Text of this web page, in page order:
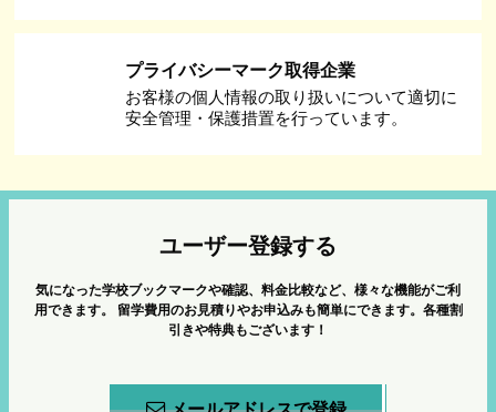
プライバシーマーク取得企業
お客様の個人情報の取り扱いについて適切に
安全管理・保護措置を行っています。
ユーザー登録する
気になった学校ブックマークや確認、料金比較など、様々な機能がご利
用できます。
留学費用のお見積りやお申込みも簡単にできます。各種割
引きや特典もございます！